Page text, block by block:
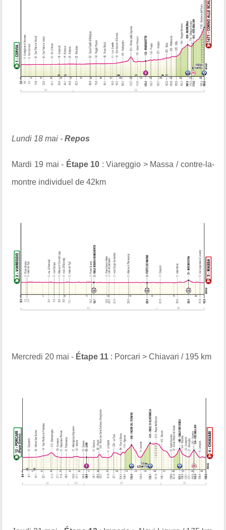
Lundi 18 mai - Repos
Mardi 19 mai - Étape 10 : Viareggio > Massa / contre-la-
montre individuel de 42km
Mercredi 20 mai - Étape 11 : Porcari > Chiavari / 195 km